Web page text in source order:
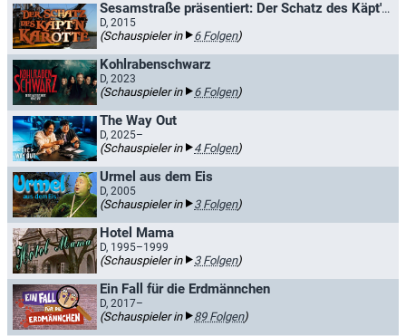
Sesamstraße präsentiert: Der Schatz des Käpt'n Karotte
D, 2015
(Schauspieler in 6 Folgen)
Kohlrabenschwarz
D, 2023
(Schauspieler in 6 Folgen)
The Way Out
D, 2025–
(Schauspieler in 4 Folgen)
Urmel aus dem Eis
D, 2005
(Schauspieler in 3 Folgen)
Hotel Mama
D, 1995–1999
(Schauspieler in 3 Folgen)
Ein Fall für die Erdmännchen
D, 2017–
(Schauspieler in 89 Folgen)